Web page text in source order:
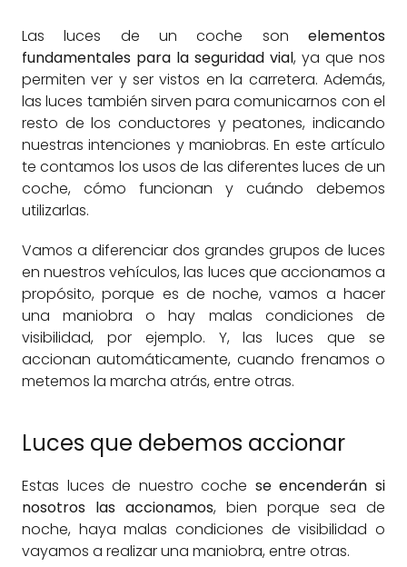
Las luces de un coche sonelementos
fundamentales para la seguridad vial, ya que nos
permiten ver y ser vistos en la carretera. Además,
las luces también sirven para comunicarnos con el
resto de los conductores y peatones, indicando
nuestras intenciones y maniobras. En este artículo
te contamos los usos de las diferentes luces de un
coche, cómo funcionan y cuándo debemos
utilizarlas.
Vamos a diferenciar dos grandes grupos de luces
en nuestros vehículos, las luces que accionamos a
propósito, porque es de noche, vamos a hacer
una maniobra o hay malas condiciones de
visibilidad, por ejemplo. Y, las luces que se
accionan automáticamente, cuando frenamos o
metemos la marcha atrás, entre otras.
Luces que debemos accionar
Estas luces de nuestro coche se encenderán si
nosotros las accionamos, bien porque sea de
noche, haya malas condiciones de visibilidad o
vayamos a realizar una maniobra, entre otras.